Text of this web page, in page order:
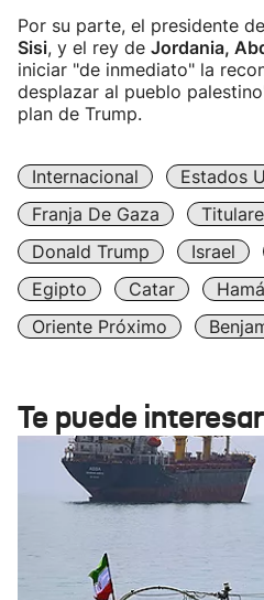
Por su parte, el presidente de
Sisi, y el rey de Jordania,
iniciar "de inmediato" la
desplazar al pueblo
plan de Trump.
Internacional
Estados
Franja De Gaza
Donald Trump
Israel
Egipto
Catar
Oriente Próximo
Te puede interesar